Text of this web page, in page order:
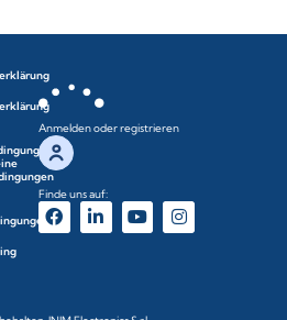
Anmelden oder registrieren
Finde uns auf: